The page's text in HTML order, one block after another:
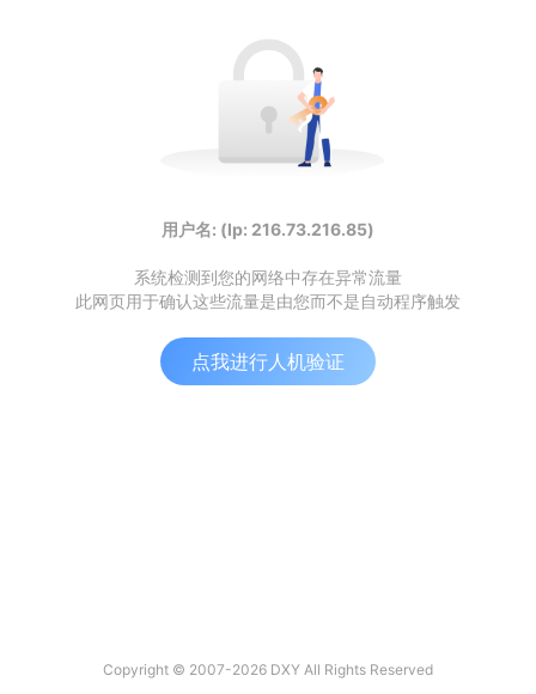
用户名: (Ip: 216.73.216.85)
系统检测到您的网络中存在异常流量
此网页用于确认这些流量是由您而不是自动程序触发
点我进行人机验证
Copyright © 2007-2026 DXY All Rights Reserved